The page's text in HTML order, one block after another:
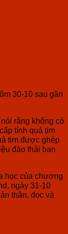
30-10 sau gần
rằng không có
tính quả tim
tim được ghép
đào thải ban
học của chương
ngày 31-10
thân, đọc và